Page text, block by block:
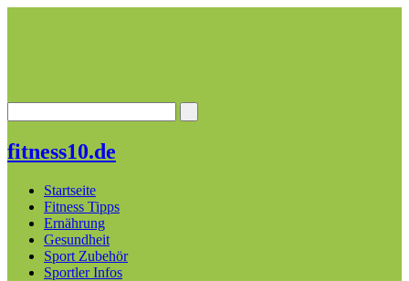
fitness10.de
Startseite
Fitness Tipps
Ernährung
Gesundheit
Sport Zubehör
Sportler Infos